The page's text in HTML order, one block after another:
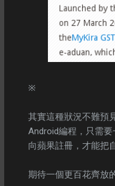
※
其實這種狀況不難預
Android編程，只需
向蘋果註冊，才能把
期待一個更百花齊放